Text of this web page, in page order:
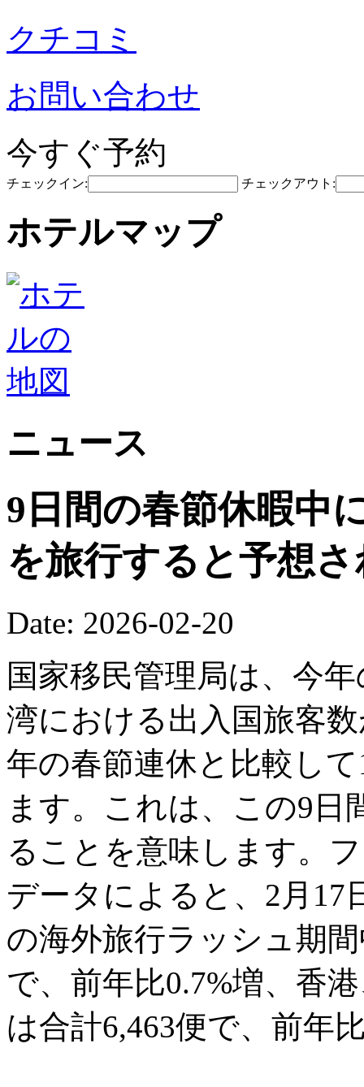
クチコミ
お問い合わせ
今すぐ予約
チェックイン: チェックアウト:
ホテルマップ
ニュース
9日間の春節休暇中
を旅行すると予想
Date: 2026-02-20
国家移民管理局は、今
湾における出入国旅客
年の春節連休と比較し
ます。これは、この9日
ることを意味します。
データによると、2月17
の海外旅行ラッシュ期
で、前年比0.7%増、香
は合計6,463便で、前年